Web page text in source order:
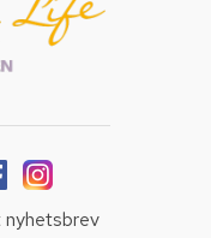
nyhetsbrev